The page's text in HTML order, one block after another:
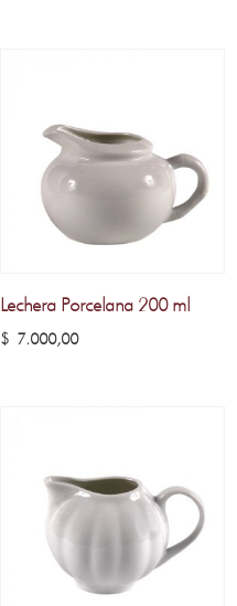
Lechera Porcelana 200 ml
$7.000,00